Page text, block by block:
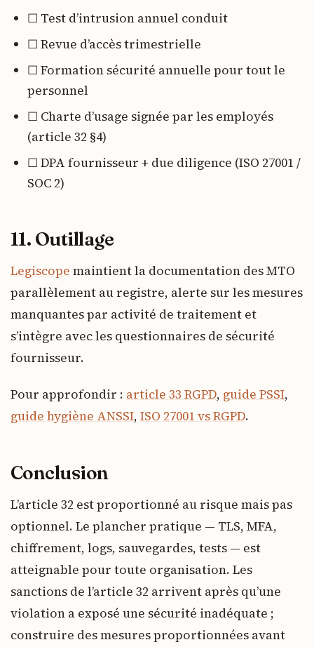
☐ Test d’intrusion annuel conduit
☐ Revue d’accès trimestrielle
☐ Formation sécurité annuelle pour tout le
personnel
☐ Charte d’usage signée par les employés
(article 32 §4)
☐ DPA fournisseur + due diligence (ISO 27001 /
SOC 2)
11. Outillage
Legiscope maintient la documentation des MTO
parallèlement au registre, alerte sur les mesures
manquantes par activité de traitement et
s’intègre avec les questionnaires de sécurité
fournisseur.
Pour approfondir : article 33 RGPD, guide PSSI,
guide hygiène ANSSI, ISO 27001 vs RGPD.
Conclusion
L’article 32 est proportionné au risque mais pas
optionnel. Le plancher pratique — TLS, MFA,
chiffrement, logs, sauvegardes, tests — est
atteignable pour toute organisation. Les
sanctions de l’article 32 arrivent après qu’une
violation a exposé une sécurité inadéquate ;
construire des mesures proportionnées avant